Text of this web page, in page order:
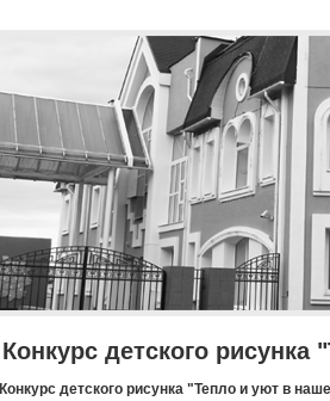
Конкурс детского
Конкурс детского рисунка "Тепло и уют в